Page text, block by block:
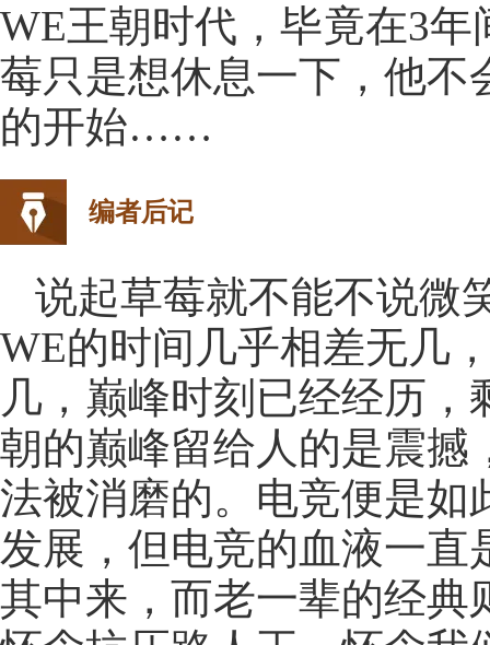
WE王朝时代，毕竟在3
莓只是想休息一下，他不
的开始……
编者后记
说起草莓就不能不说微
WE的时间几乎相差无几
几，巅峰时刻已经经历
朝的巅峰留给人的是震撼
法被消磨的。电竞便是如
发展，但电竞的血液一直
其中来，而老一辈的经典